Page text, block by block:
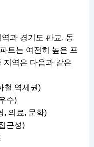
과 경기도 판교, 동
트는 여전히 높은 프
지역은 다음과 같은
철 역세권)
수)
, 의료, 문화)
근성)